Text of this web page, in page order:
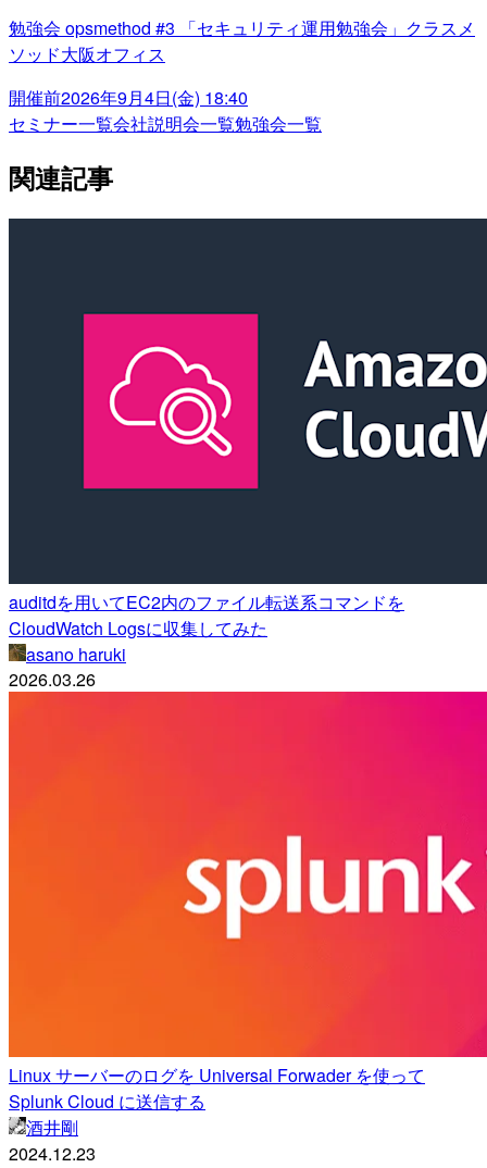
勉強会 opsmethod #3 「セキュリティ運用勉強会」クラスメ
ソッド大阪オフィス
開催前2026年9月4日(金) 18:40
セミナー一覧会社説明会一覧勉強会一覧
関連記事
auditdを用いてEC2内のファイル転送系コマンドを
CloudWatch Logsに収集してみた
asano haruki
2026.03.26
Linux サーバーのログを Universal Forwader を使って
Splunk Cloud に送信する
酒井剛
2024.12.23